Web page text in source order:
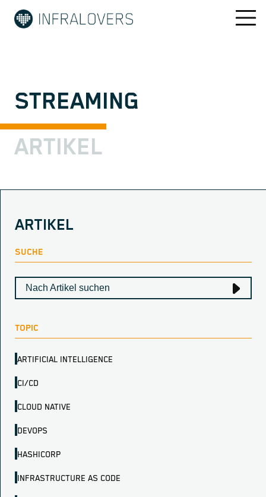
STREAMING
ARTIKEL
ARTIKEL
SUCHE
TOPIC
ARTIFICIAL INTELLIGENCE
CI/CD
CLOUD NATIVE
DEVOPS
HASHICORP
INFRASTRUCTURE AS CODE